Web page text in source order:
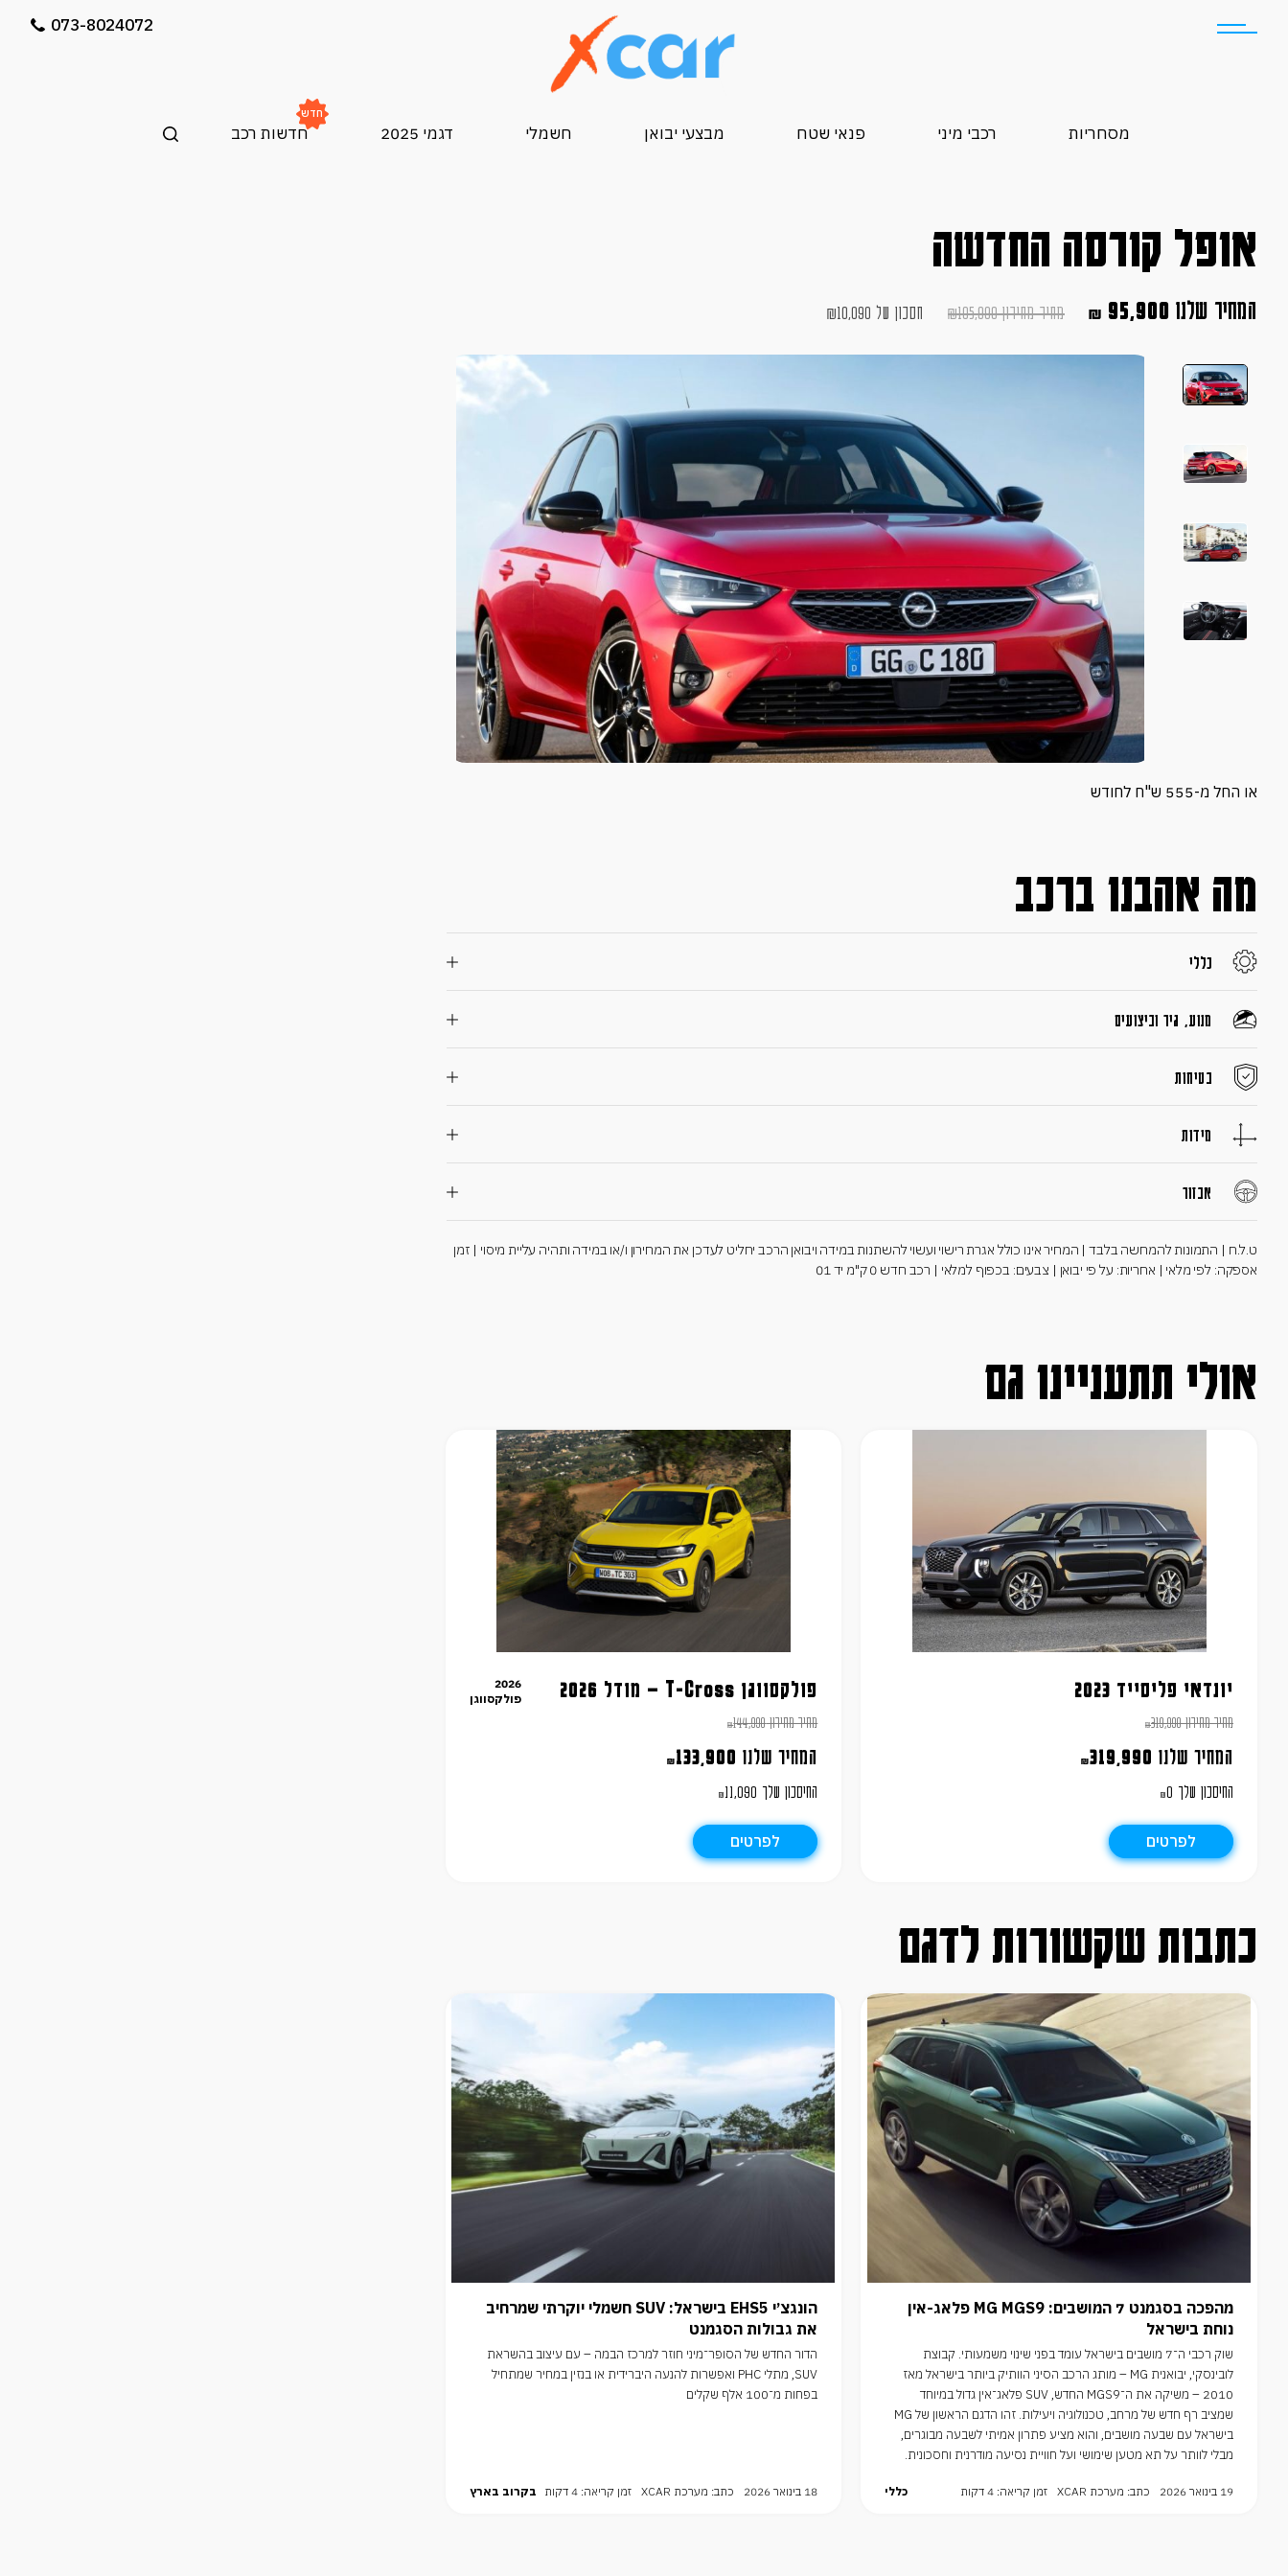
073-8024072
מסחריות רכבי מיני פנאי שטח מבצעי יבואן חשמלי דגמי 2025
חדש
חדשות רכב
אופל קורסה החדשה
המחיר שלנו 95,900
₪ מחיר מחירון ₪105,990 חסכון של ₪10,090
או החל מ-555 ש"ח לחודש
מה אהבנו ברכב
כללי
מנוע, גיר וביצועים
בטיחות
מידות
אבזור
ט.ל.ח | התמונות להמחשה בלבד | המחיר אינו כולל אגרת רישוי ועשוי להשתנות במידה ויבואן הרכב יחליט לעדכן את המחירון ו/או במידה ותהיה עליית מיסוי | זמן
אספקה: לפי מלאי | אחריות: על פי יבואן | צבעים: בכפוף למלאי | רכב חדש 0 ק"מ יד 01
אולי תתעניינו גם
יונדאי פליסייד 2023
מחיר מחירון ₪319,990
המחיר שלנו ₪319,990
החיסכון שלך ₪0
לפרטים
פולקסווגן T-Cross – מודל 2026
מחיר מחירון ₪144,990
המחיר שלנו ₪133,900
החיסכון שלך ₪11,090
2026
פולקסווגן
לפרטים
כתבות שקשורות לדגם
מהפכה בסגמנט 7 המושבים: MG MGS9 פלאג-אין
נוחת בישראל
שוק רכבי ה־7 מושבים בישראל עומד בפני שינוי משמעותי. קבוצת
לובינסקי, יבואנית MG – מותג הרכב הסיני הוותיק ביותר בישראל מאז
2010 – משיקה את ה־MGS9 החדש, SUV פלאג־אין גדול במיוחד
שמציב רף חדש של מרחב, טכנולוגיה ויעילות. זהו הדגם הראשון של MG
בישראל עם שבעה מושבים, והוא מציע פתרון אמיתי לשבעה מבוגרים,
מבלי לוותר על תא מטען שימושי ועל חוויית נסיעה מודרנית וחסכונית.
19 בינואר 2026 כתב: מערכת XCAR זמן קריאה: 4 דקות כללי
הונגצ׳י EHS5 בישראל: SUV חשמלי יוקרתי שמרחיב
את גבולות הסגמנט
הדור החדש של הסופר־מיני חוזר למרכז הבמה – עם עיצוב בהשראת
SUV, מתלי PHC ואפשרות להנעה היברידית או בנזין במחיר שמתחיל
בפחות מ־100 אלף שקלים
18 בינואר 2026 כתב: מערכת XCAR זמן קריאה: 4 דקות בקרוב בארץ